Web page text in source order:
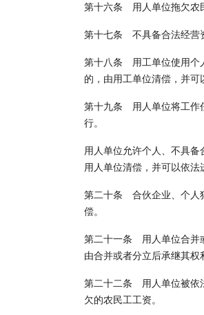
第十六条 用人单位拖欠农
第十七条 不具备合法经营
第十八条 用工单位使用个
的，由用工单位清偿，并可
第十九条 用人单位将工作
行。
用人单位允许个人、不具
用人单位清偿，并可以依法
第二十条 合伙企业、个人
偿。
第二十一条 用人单位合并
由合并或者分立后承继其权
第二十二条 用人单位被依
欠的农民工工资。